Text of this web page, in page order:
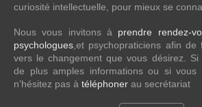
curiosité intellectuelle, pour mieux se
Nous vous invitons à prendre rendez-
psychologues ,et psychopraticiens afin
vers le changement que vous désirez.
de plus amples informations ou si vous
n’hésitez pas à téléphoner au secrétariat